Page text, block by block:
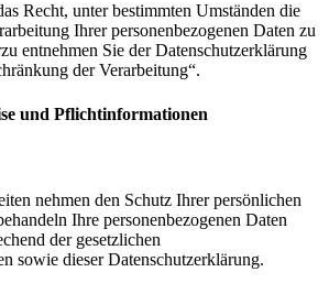
Recht, unter bestimmten Umständen die
Ihrer personenbezogenen Daten zu
entnehmen Sie der Datenschutzerklärung
der Verarbeitung“.
und Pflichtinformationen
nehmen den Schutz Ihrer persönlichen
Ihre personenbezogenen Daten
der gesetzlichen
sowie dieser Datenschutzerklärung.